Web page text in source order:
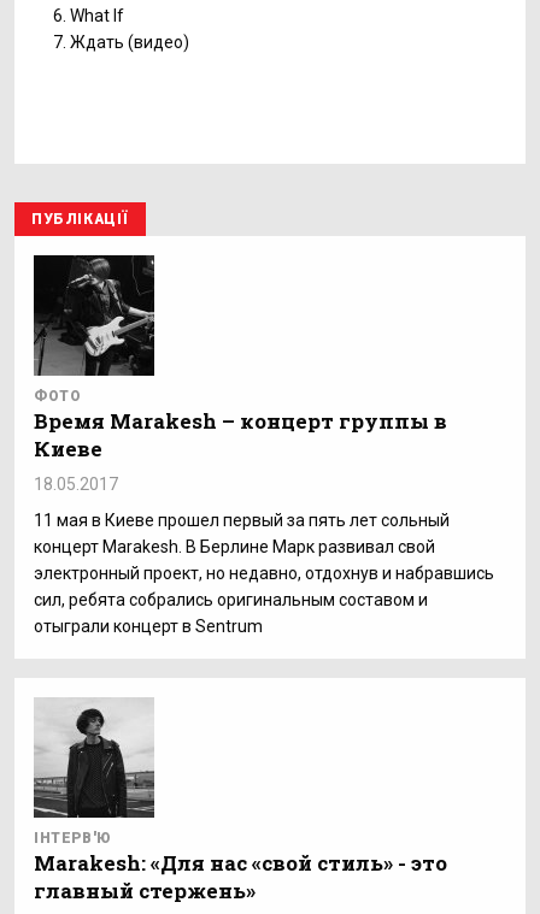
6. What If
7. Ждать (видео)
ПУБЛІКАЦІЇ
ФОТО
Время Marakesh – концерт группы в
Киеве
18.05.2017
11 мая в Киеве прошел первый за пять лет сольный
концерт Marakesh. В Берлине Марк развивал свой
электронный проект, но недавно, отдохнув и набравшись
сил, ребята собрались оригинальным составом и
отыграли концерт в Sentrum
ІНТЕРВ'Ю
Marakesh: «Для нас «свой стиль» - это
главный стержень»